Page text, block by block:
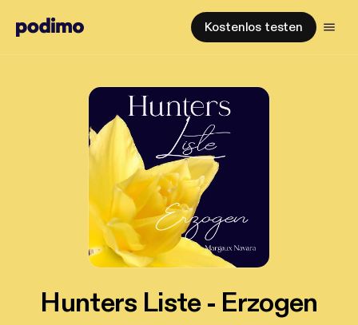
Kostenlos testen
Hunters Liste - Erzogen